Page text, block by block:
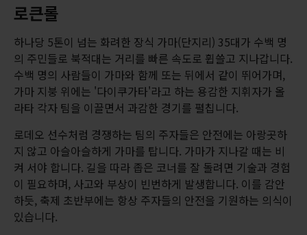
로큰롤
하나당 5톤이 넘는 화려한 장식 가마(단지리) 35대가 수백 명
의 주민들로 북적대는 거리를 빠른 속도로 휩쓸고 지나갑니다.
수백 명의 사람들이 가마와 함께 또는 뒤에서 같이 뛰어가며,
가마 지붕 위에는 '다이쿠가타'라고 하는 용감한 지휘자가 올
라타 각자 팀을 이끌면서 과감한 경기를 펼칩니다.
로데오 선수처럼 경쟁하는 팀의 주자들은 안전에는 아랑곳하
지 않고 아슬아슬하게 가마를 탑니다. 가마가 지나갈 때는 비
켜 서야 합니다. 길을 따라 좁은 코너를 잘 돌려면 기술과 경험
이 필요하며, 사고와 부상이 빈번하게 발생합니다. 이를 감안
하듯, 축제 초반부에는 항상 주자들의 안전을 기원하는 의식이
있습니다.